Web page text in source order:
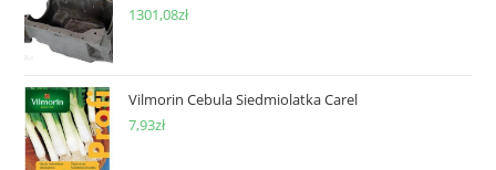
1301,08zł
Vilmorin Cebula Siedmiolatka Carel
7,93zł